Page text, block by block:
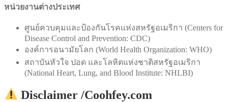
หน่วยงานต่างประเทศ
ศูนย์ควบคุมและป้องกันโรคแห่งสหรัฐอเมริกา (Centers for
Disease Control and Prevention: CDC)
องค์การอนามัยโลก (World Health Organization: WHO)
สถาบันหัวใจ ปอด และโลหิตแห่งชาติสหรัฐอเมริกา
(National Heart, Lung, and Blood Institute: NHLBI)
Disclaimer /Coohfey.com